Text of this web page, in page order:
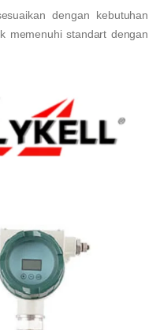
dengan kebutuhan
memenuhi standart dengan